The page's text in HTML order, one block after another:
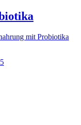
mit Probiotika